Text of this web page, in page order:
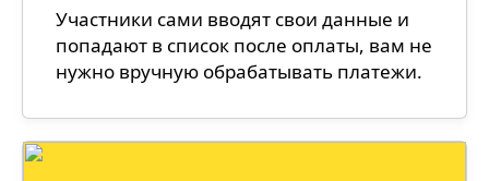
Участники сами вводят свои данные и
попадают в список после оплаты, вам не
нужно вручную обрабатывать платежи.